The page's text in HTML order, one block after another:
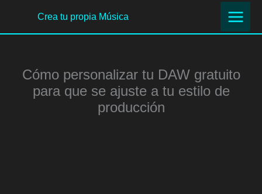
contenido
Crea tu propia Música
Cómo personalizar tu DAW gratuito
para que se ajuste a tu estilo de
producción